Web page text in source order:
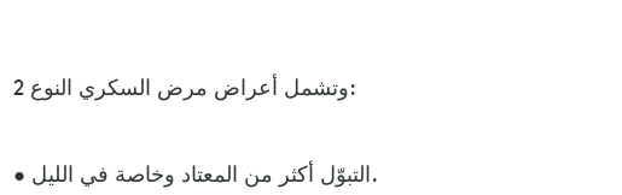
وتشمل أعراض مرض السكري النوع 2:
• التبوّل أكثر من المعتاد وخاصة في الليل.